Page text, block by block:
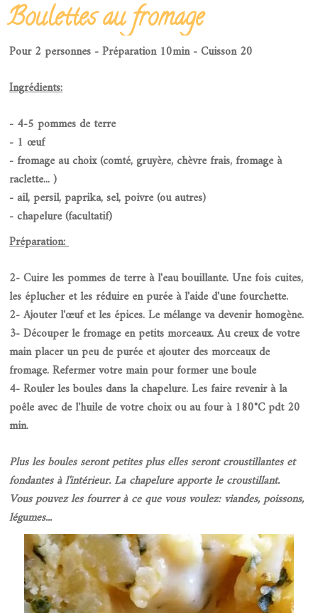
Boulettes au fromage
Pour 2 personnes - Préparation 10min - Cuisson 20
Ingrédients:
- 4-5 pommes de terre
- 1 œuf
- fromage au choix (comté, gruyère, chèvre frais, fromage à
raclette... )
- ail, persil, paprika, sel, poivre (ou autres)
- chapelure (facultatif)
Préparation:
2- Cuire les pommes de terre à l'eau bouillante. Une fois cuites,
les éplucher et les réduire en purée à l'aide d'une fourchette.
2- Ajouter l'œuf et les épices. Le mélange va devenir homogène.
3- Découper le fromage en petits morceaux. Au creux de votre
main placer un peu de purée et ajouter des morceaux de
fromage. Refermer votre main pour former une boule
4- Rouler les boules dans la chapelure. Les faire revenir à la
poêle avec de l'huile de votre choix ou au four à 180°C pdt 20
min.
Plus les boules seront petites plus elles seront croustillantes et
fondantes à l'intérieur. La chapelure apporte le croustillant.
Vous pouvez les fourrer à ce que vous voulez: viandes, poissons,
légumes...